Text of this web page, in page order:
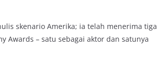
skenario Amerika; ia telah menerima tiga
Awards – satu sebagai aktor dan satunya